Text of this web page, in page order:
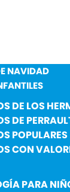
NAVIDAD
DE LOS
DE
POPULARES
CON
PARA